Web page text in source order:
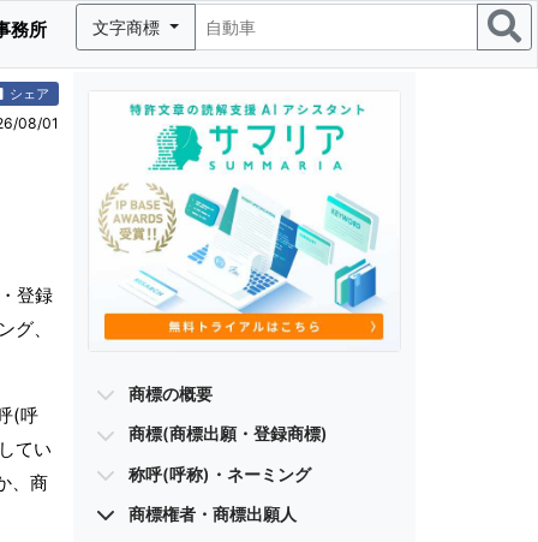
務所 文字商標
シェア
08/01
登録
グ、
(呼
てい
、商
商標の概要
商標(商標出願・登録商標)
称呼(呼称)・ネーミング
商標権者・商標出願人